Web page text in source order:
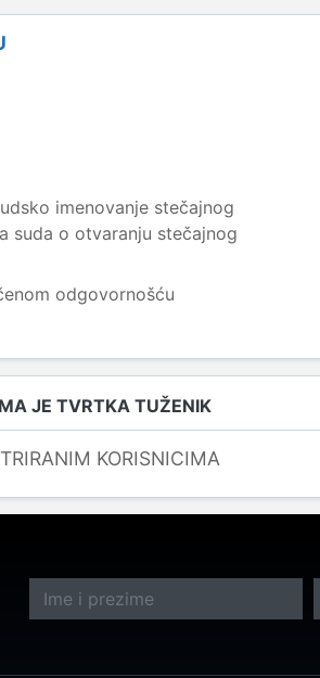
imenovanje stečajnog
suda o otvaranju stečajnog
odgovornošću
JE TVRTKA TUŽENIK
KORISNICIMA